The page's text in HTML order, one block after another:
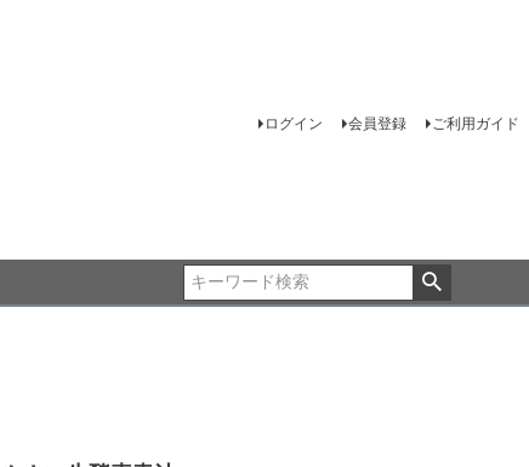
ログイン 会員登録 ご利用ガイド